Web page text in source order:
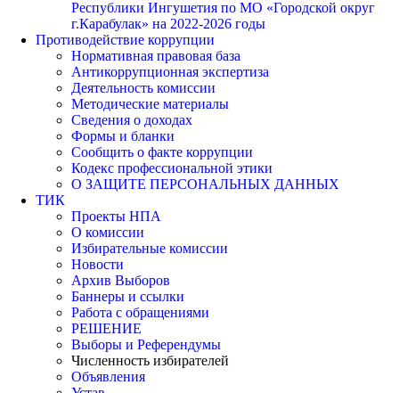
Республики Ингушетия по МО «Городской округ
г.Карабулак» на 2022-2026 годы
Противодействие коррупции
Нормативная правовая база
Антикоррупционная экспертиза
Деятельность комиссии
Методические материалы
Сведения о доходах
Формы и бланки
Сообщить о факте коррупции
Кодекс профессиональной этики
О ЗАЩИТЕ ПЕРСОНАЛЬНЫХ ДАННЫХ
ТИК
Проекты НПА
О комиссии
Избирательные комиссии
Новости
Архив Выборов
Баннеры и ссылки
Работа с обращениями
РЕШЕНИЕ
Выборы и Референдумы
Численность избирателей
Объявления